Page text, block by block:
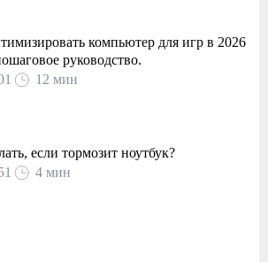
компьютер для игр в 2026
руководство.
12 мин
если тормозит ноутбук?
4 мин